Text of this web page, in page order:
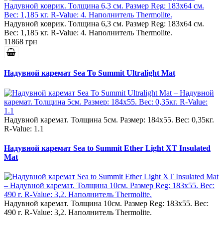
Надувной коврик. Толщина 6,3 см. Размер Reg: 183x64 см.
Вес: 1,185 кг. R-Value: 4. Наполнитель Thermolite.
11868 грн
Надувной каремат Sea To Summit Ultralight Mat
Надувной каремат. Толщина 5см. Размер: 184x55. Вес: 0,35кг.
R-Value: 1.1
Надувной каремат Sea to Summit Ether Light XT Insulated
Mat
Надувной каремат. Толщина 10см. Размер Reg: 183x55. Вес:
490 г. R-Value: 3,2. Наполнитель Thermolite.